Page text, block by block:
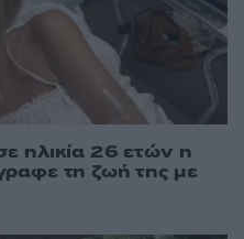
ηλικία 26 ετών η
τη ζωή της με